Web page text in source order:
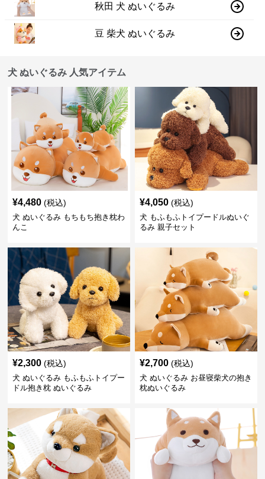
秋田 犬 ぬいぐるみ
豆 柴犬 ぬいぐるみ
犬 ぬいぐるみ 人気アイテム
¥4,480 (税込)
犬 ぬいぐるみ もちもち抱き枕わ
んこ
¥4,050 (税込)
犬 もふもふトイプードルぬいぐ
るみ 親子セット
¥2,300 (税込)
犬 ぬいぐるみ もふもふトイプー
ドル抱き枕 ぬいぐるみ
¥2,700 (税込)
犬 ぬいぐるみ お昼寝柴犬の抱き
枕ぬいぐるみ